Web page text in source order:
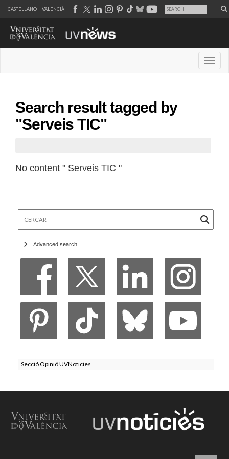
CASTELLANO VALENCIÀ
Search result tagged by
"Serveis TIC"
No content " Serveis TIC "
Advanced search
Secció Opinió UVNoticies